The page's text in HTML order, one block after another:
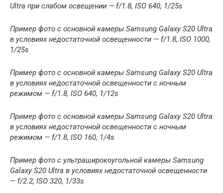
Ultra при слабом освещении — f/1.8, ISO 640, 1/25s
Пример фото с основной камеры Samsung Galaxy S20 Ultra
в условиях недостаточной освещенности — f/1.8, ISO 1000,
1/25s
Пример фото с основной камеры Samsung Galaxy S20 Ultra
в условиях недостаточной освещенности с ночным
режимом — f/1.8, ISO 640, 1/12s
Пример фото с основной камеры Samsung Galaxy S20 Ultra
в условиях недостаточной освещенности с ночным
режимом — f/1.8, ISO 160, 1/4s
Пример фото с ультраширокоугольной камеры Samsung
Galaxy S20 Ultra в условиях недостаточной освещенности
— f/2.2, ISO 320, 1/33s